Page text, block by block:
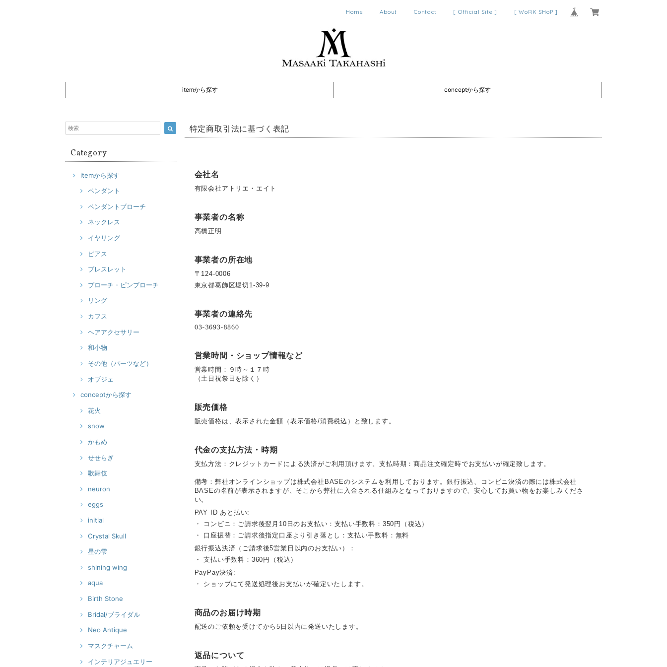
Home About Contact [ Official Site ] [ WoRK SHoP ]
itemから探す conceptから探す
Category
itemから探す
ペンダント
ペンダントブローチ
ネックレス
イヤリング
ピアス
ブレスレット
ブローチ・ピンブローチ
リング
カフス
ヘアアクセサリー
和小物
その他（パーツなど）
オブジェ
conceptから探す
花火
snow
かもめ
せせらぎ
歌舞伎
neuron
eggs
initial
Crystal Skull
星の雫
shining wing
aqua
Birth Stone
Bridal/ブライダル
Neo Antique
マスクチャーム
インテリアジュエリー
特定商取引法に基づく表記
会社名
有限会社アトリエ・エイト
事業者の名称
高橋正明
事業者の所在地
〒124-0006
東京都葛飾区堀切1-39-9
事業者の連絡先
営業時間・ショップ情報など
営業時間：９時～１７時
（土日祝祭日を除く）
販売価格
販売価格は、表示された金額（表示価格/消費税込）と致します。
代金の支払方法・時期
支払方法：クレジットカードによる決済がご利用頂けます。支払時期：商品注文確定時でお支払いが確定致します。
備考：弊社オンラインショップは株式会社BASEのシステムを利用しております。銀行振込、コンビニ決済の際には株式会社
BASEの名前が表示されますが、そこから弊社に入金される仕組みとなっておりますので、安心してお買い物をお楽しみくださ
い。
PAY ID あと払い:
・ コンビニ：ご請求後翌月10日のお支払い：支払い手数料：350円（税込）
・ 口座振替：ご請求後指定口座より引き落とし：支払い手数料：無料
銀行振込決済（ご請求後5営業日以内のお支払い）：
・ 支払い手数料：360円（税込）
PayPay決済:
・ ショップにて発送処理後お支払いが確定いたします。
商品のお届け時期
配送のご依頼を受けてから5日以内に発送いたします。
返品について